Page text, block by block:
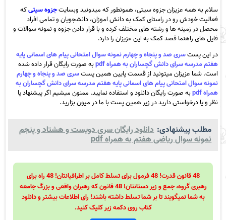
سلام به همه عزیزان جزوه سیتی، همونطور که میدونید وبسایتجزوه سیتیکه
فعالیت خودش رو در راستای کمک به دانش اموزان، دانشجویان و تمامی افراد
محصل در زمینه ها و رشته های مختلف کرده و با قرار دادن جزوه و نمونه سوالات و
فایل های راهنما قصد کمک به این عزیزان را دارد.
در این پستسری صد و پنجاه و چهارم نمونه سوال امتحانی پیام های اسمانی پایه
هفتم مدرسه سرای دانش گچساران به همراه pdf
به صورت رایگان قرار داده شده
است. شما عزیزان میتونید از قسمت پایین همین پستسری صد و پنجاه و چهارم
نمونه سوال امتحانی پیام های اسمانی پایه هفتم مدرسه سرای دانش گچساران به
همراه pdf
به صورت رایگان دانلود و استفاده نمایید. ممنون میشیم اگر پیشنهاد یا
نظر و یا درخواستی دارید در زیر همین پست با ما در میون بزارید.
مطلب پیشنهادی: دانلود رایگان سری دویست و هشتاد و پنجم
نمونه سوال ریاضی هفتم به همراه pdf
48 قانون قدرت! 48 فرمول برای تسلط کامل بر اطرافیانتان! 48 راه برای
رهبری گروه، جمع و زیر دستانتان! 48 قانون که رهبران واقعی و بزرگ جامعه
به شما نمیگویند تا بر شما تسلط داشته باشند! رای اطلاعات بیشتر و دانلود
کتاب روی دکمه زیر کلیک کنید.